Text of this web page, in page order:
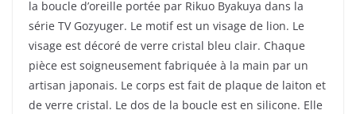
la boucle d’oreille portée par Rikuo Byakuya dans la
série TV Gozyuger. Le motif est un visage de lion. Le
visage est décoré de verre cristal bleu clair. Chaque
pièce est soigneusement fabriquée à la main par un
artisan japonais. Le corps est fait de plaque de laiton et
de verre cristal. Le dos de la boucle est en silicone. Elle